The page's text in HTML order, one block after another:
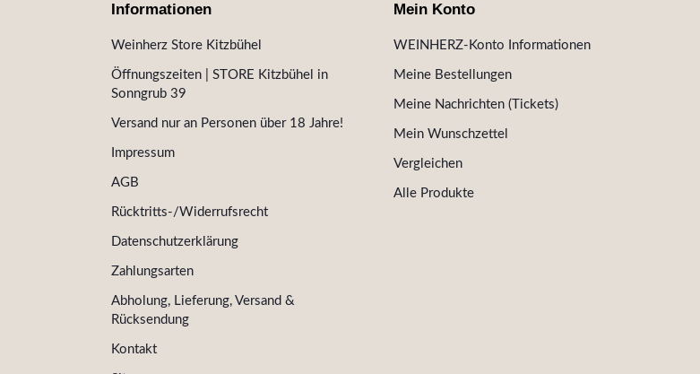
Informationen
Weinherz Store Kitzbühel
Öffnungszeiten | STORE Kitzbühel in
Sonngrub 39
Versand nur an Personen über 18 Jahre!
Impressum
AGB
Rücktritts-/Widerrufsrecht
Datenschutzerklärung
Zahlungsarten
Abholung, Lieferung, Versand &
Rücksendung
Kontakt
Mein Konto
WEINHERZ-Konto Informationen
Meine Bestellungen
Meine Nachrichten (Tickets)
Mein Wunschzettel
Vergleichen
Alle Produkte